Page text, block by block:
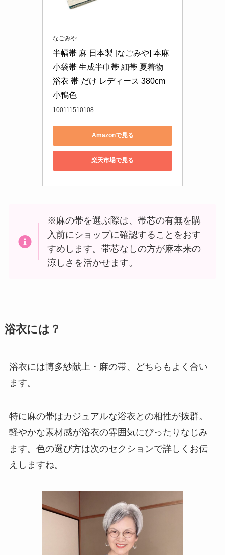
なごみや
半幅帯 麻 日本製 [なごみや] 本麻
小袋帯 生成半巾帯 細帯 夏着物
浴衣 帯 だけ レディース 380cm
小鴨色
100111510108
Amazonで見る
楽天市場で見る
※麻の帯を選ぶ際は、帯芯の有無を購
入前にショップに確認することをおす
すめします。帯芯なしの方が麻本来の
涼しさを活かせます。
浴衣には？
浴衣には博多紗献上・麻の帯、どちらもよく合い
ます。
特に麻の帯はカジュアルな浴衣との相性が抜群。
軽やかな素材感が浴衣の雰囲気にぴったりなじみ
ます。色の選び方は次のセクションで詳しくお伝
えしますね。